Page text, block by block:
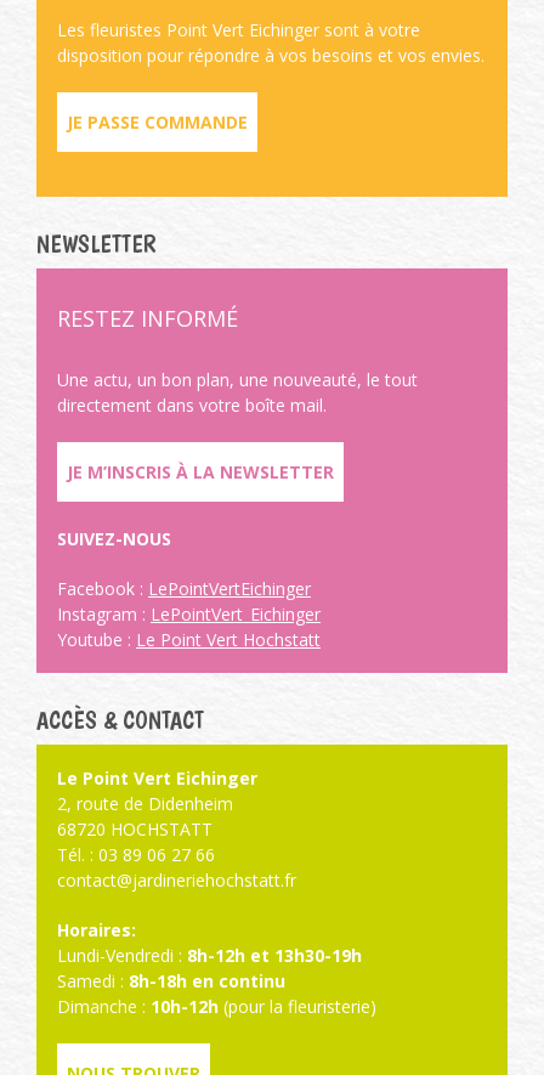
Les fleuristes Point Vert Eichinger sont à votre
disposition pour répondre à vos besoins et vos envies.
JE PASSE COMMANDE
NEWSLETTER
RESTEZ INFORMÉ
Une actu, un bon plan, une nouveauté, le tout
directement dans votre boîte mail.
JE M’INSCRIS À LA NEWSLETTER
SUIVEZ-NOUS
Facebook : LePointVertEichinger
Instagram : LePointVert_Eichinger
Youtube : Le Point Vert Hochstatt
ACCÈS & CONTACT
Le Point Vert Eichinger
2, route de Didenheim
68720 HOCHSTATT
Tél. : 03 89 06 27 66
contact@jardineriehochstatt.fr
Horaires:
Lundi-Vendredi : 8h-12h et 13h30-19h
Samedi : 8h-18h en continu
Dimanche : 10h-12h (pour la fleuristerie)